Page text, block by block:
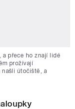
a přece ho znají lidé
prožívají
útočiště, a